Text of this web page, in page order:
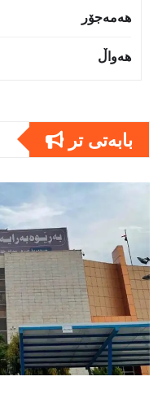
هەمەجۆر
هەواڵ
بابەتى تر